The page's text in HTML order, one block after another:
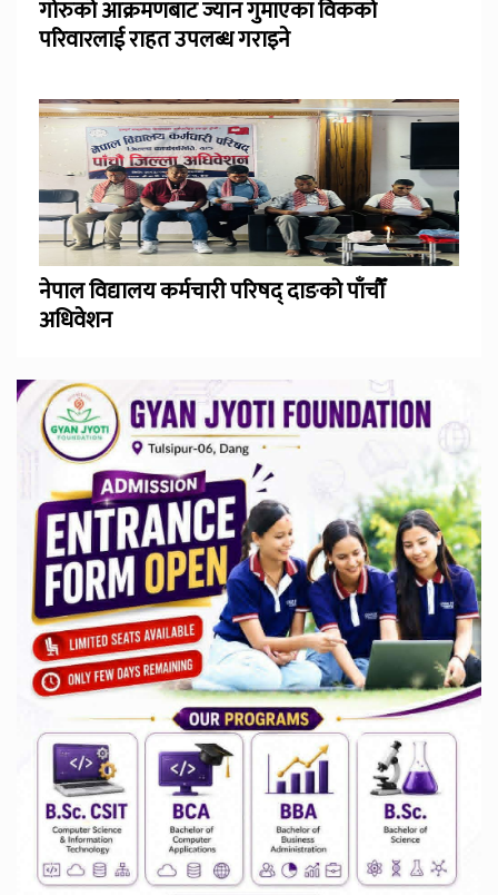
गोरुको आक्रमणबाट ज्यान गुमाएका विकको
परिवारलाई राहत उपलब्ध गराइने
नेपाल विद्यालय कर्मचारी परिषद् दाङको पाँचौँ
अधिवेशन